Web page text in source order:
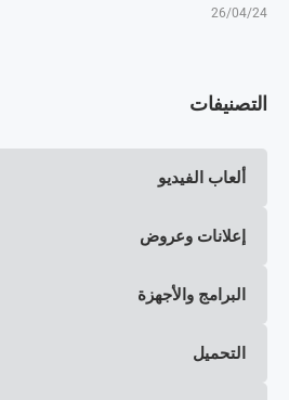
26/04/24
التصنيفات
ألعاب الفيديو
إعلانات وعروض
البرامج والأجهزة
التحميل